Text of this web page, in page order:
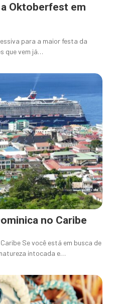
Oktoberfest em
para a maior festa da
que vem já…
no Caribe
Se você está em busca de
intocada e…